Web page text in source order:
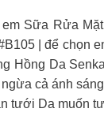
Sữa Rửa
| để chọn
Hồng Da
cả ánh
tưới Da muốn